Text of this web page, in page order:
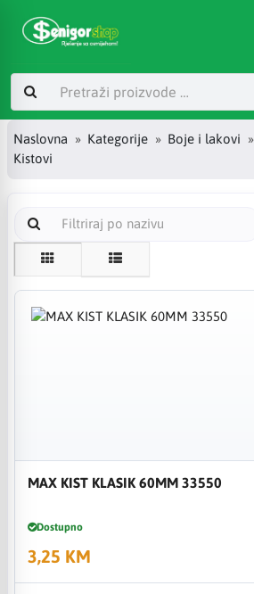
Naslovna Kategorije Boje i lakovi
Kistovi
MAX KIST KLASIK 60MM 33550
Dostupno
3,25 KM